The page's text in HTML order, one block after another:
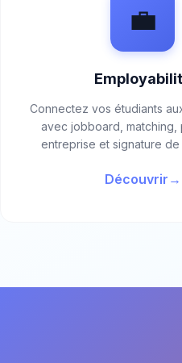
💼
Connectez vos étudiants
avec jobboard, matching,
entreprise et signature
Découvrir